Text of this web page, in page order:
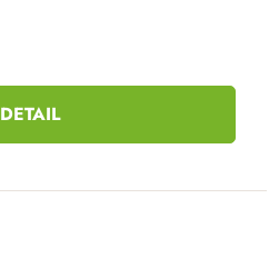
DETAIL